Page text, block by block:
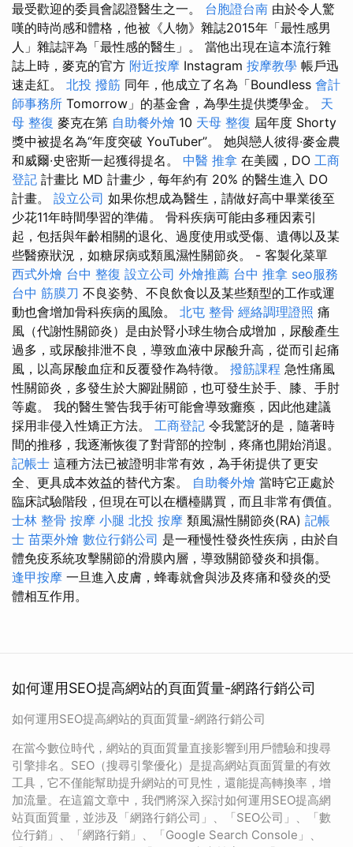
最受歡迎的委員會認證醫生之一。 台胞證台南 由於令人驚
嘆的時尚感和體格，他被《人物》雜誌2015年「最性感男
人」雜誌評為「最性感的醫生」。 當他出現在這本流行雜
誌上時，麥克的官方 附近按摩 Instagram 按摩教學 帳戶迅
速走紅。 北投 撥筋 同年，他成立了名為「Boundless 會計
師事務所 Tomorrow」的基金會，為學生提供獎學金。 天
母 整復 麥克在第 自助餐外燴 10 天母 整復 屆年度 Shorty
獎中被提名為“年度突破 YouTuber”。 她與戀人彼得·麥金農
和威爾·史密斯一起獲得提名。 中醫 推拿 在美國，DO 工商
登記 計畫比 MD 計畫少，每年約有 20% 的醫生進入 DO
計畫。 設立公司 如果你想成為醫生，請做好高中畢業後至
少花11年時間學習的準備。 骨科疾病可能由多種因素引
起，包括與年齡相關的退化、過度使用或受傷、遺傳以及某
些醫療狀況，如糖尿病或類風濕性關節炎。 - 客製化菜單
西式外燴 台中 整復 設立公司 外燴推薦 台中 推拿 seo服務
台中 筋膜刀 不良姿勢、不良飲食以及某些類型的工作或運
動也會增加骨科疾病的風險。 北屯 整骨 經絡調理證照 痛
風（代謝性關節炎）是由於腎小球生物合成增加，尿酸產生
過多，或尿酸排泄不良，導致血液中尿酸升高，從而引起痛
風，以高尿酸血症和反覆發作為特徵。 撥筋課程 急性痛風
性關節炎，多發生於大腳趾關節，也可發生於手、膝、手肘
等處。 我的醫生警告我手術可能會導致癱瘓，因此他建議
採用非侵入性矯正方法。 工商登記 令我驚訝的是，隨著時
間的推移，我逐漸恢復了對背部的控制，疼痛也開始消退。
記帳士 這種方法已被證明非常有效，為手術提供了更安
全、更具成本效益的替代方案。 自助餐外燴 當時它正處於
臨床試驗階段，但現在可以在櫃檯購買，而且非常有價值。
士林 整骨 按摩 小腿 北投 按摩 類風濕性關節炎(RA) 記帳
士 苗栗外燴 數位行銷公司 是一種慢性發炎性疾病，由於自
體免疫系統攻擊關節的滑膜內層，導致關節發炎和損傷。
逢甲按摩 一旦進入皮膚，蜂毒就會與涉及疼痛和發炎的受
體相互作用。
如何運用SEO提高網站的頁面質量-網路行銷公司
如何運用SEO提高網站的頁面質量-網路行銷公司
在當今數位時代，網站的頁面質量直接影響到用戶體驗和搜尋
引擎排名。SEO（搜尋引擎優化）是提高網站頁面質量的有效
工具，它不僅能幫助提升網站的可見性，還能提高轉換率，增
加流量。在這篇文章中，我們將深入探討如何運用SEO提高網
站頁面質量，並涉及「網路行銷公司」、「SEO公司」、「數
位行銷」、「網路行銷」、「Google Search Console」、